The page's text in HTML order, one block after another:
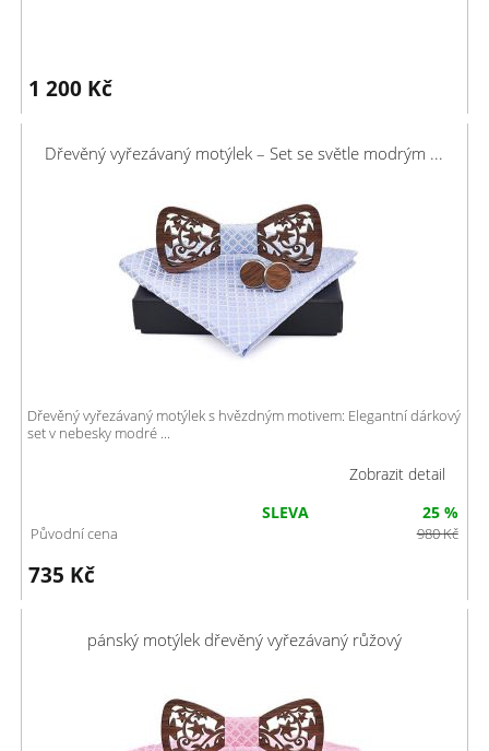
1 200 Kč
Dřevěný vyřezávaný motýlek – Set se světle modrým ...
Dřevěný vyřezávaný motýlek s hvězdným motivem: Elegantní dárkový
set v nebesky modré ...
Zobrazit detail
735 Kč
SLEVA 25 %
Původní cena 980Kč
pánský motýlek dřevěný vyřezávaný růžový